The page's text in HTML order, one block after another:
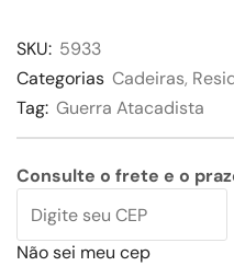
SKU: 5933
Categorias Cadeiras,
Tag: Guerra Atacadista
Consulte o frete e o
Não sei meu cep